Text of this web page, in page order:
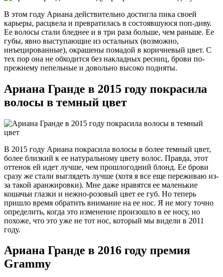
В этом году Ариана действительно достигла пика своей
карьеры, расцвела и превратилась в состоявшуюся поп-диву.
Ее волосы стали бледнее и в три раза больше, чем раньше. Ее
губы, явно выступающие из остальных (возможно,
инъецированные), окрашены помадой в коричневый цвет. С
тех пор она не обходится без накладных ресниц, брови по-
прежнему пепельные и довольно высоко подняты.
Ариана Гранде в 2015 году покрасила
волосы в темный цвет
В 2015 году Ариана покрасила волосы в более темный цвет,
более близкий к ее натуральному цвету волос. Правда, этот
оттенок ей идет лучше, чем прошлогодний блонд. Ее брови
сразу же стали выглядеть лучше (хотя я все еще переживаю из-
за такой аранжировки). Мне даже нравятся ее маленькие
кошачьи глазки и нежно-розовый цвет ее губ. Но теперь
пришло время обратить внимание на ее нос. Я не могу точно
определить, когда это изменение произошло в ее носу, но
похоже, что это уже не тот нос, который мы видели в 2011
году.
Ариана Гранде в 2016 году премия
Grammy